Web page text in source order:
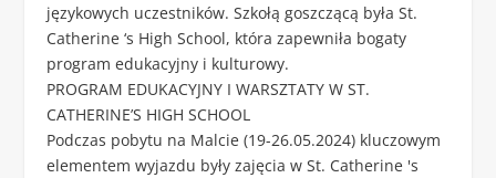
językowych uczestników. Szkołą goszczącą była St.
Catherine ‘s High School, która zapewniła bogaty
program edukacyjny i kulturowy.
PROGRAM EDUKACYJNY I WARSZTATY W ST.
CATHERINE’S HIGH SCHOOL
Podczas pobytu na Malcie (19-26.05.2024) kluczowym
elementem wyjazdu były zajęcia w St. Catherine 's